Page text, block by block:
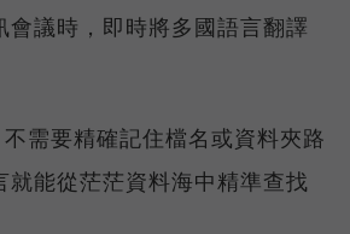
會議時，即時將多國語言翻譯
不需要精確記住檔名或資料夾路
就能從茫茫資料海中精準查找